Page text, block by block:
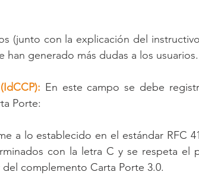
(junto con la explicación del
generado más dudas a los usuarios.
En este campo se debe
Porte:
a lo establecido en el estándar RFC
con la letra C y se respeta el
complemento Carta Porte 3.0.